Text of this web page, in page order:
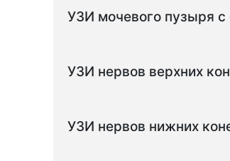
УЗИ мочевого пузыря с
УЗИ нервов верхних
УЗИ нервов нижних